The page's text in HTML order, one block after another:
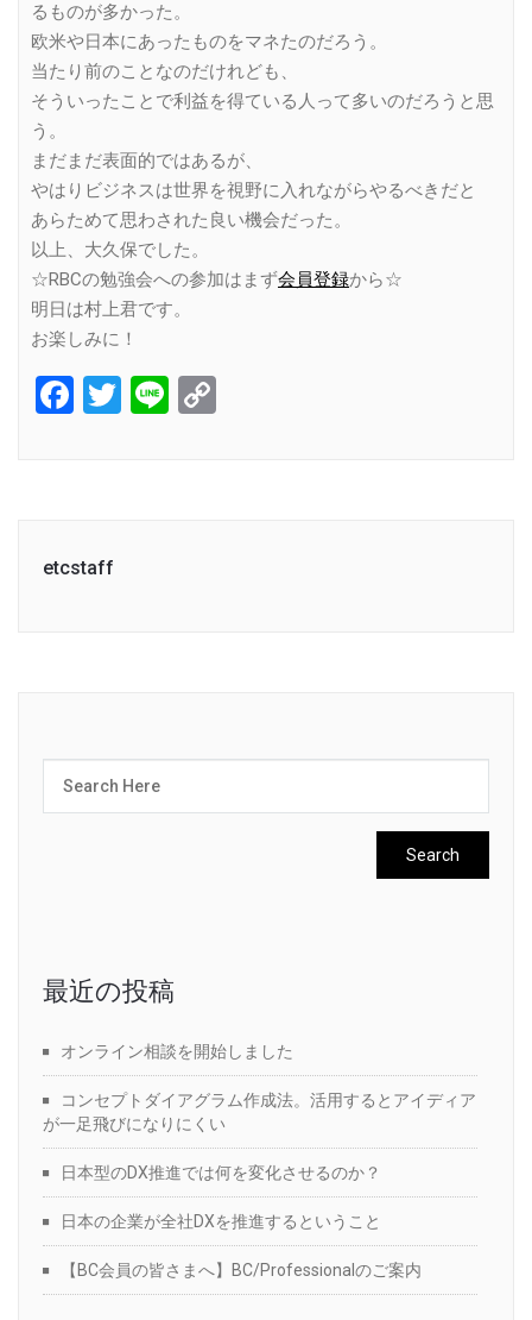
るものが多かった。
欧米や日本にあったものをマネたのだろう。
当たり前のことなのだけれども、
そういったことで利益を得ている人って多いのだろうと思
う。
まだまだ表面的ではあるが、
やはりビジネスは世界を視野に入れながらやるべきだと
あらためて思わされた良い機会だった。
以上、大久保でした。
☆RBCの勉強会への参加はまず会員登録から☆
明日は村上君です。
お楽しみに！
Facebook
Twitter
Line
etcstaff
最近の投稿
オンライン相談を開始しました
コンセプトダイアグラム作成法。活用するとアイディア
が一足飛びになりにくい
日本型のDX推進では何を変化させるのか？
日本の企業が全社DXを推進するということ
【BC会員の皆さまへ】BC/Professionalのご案内